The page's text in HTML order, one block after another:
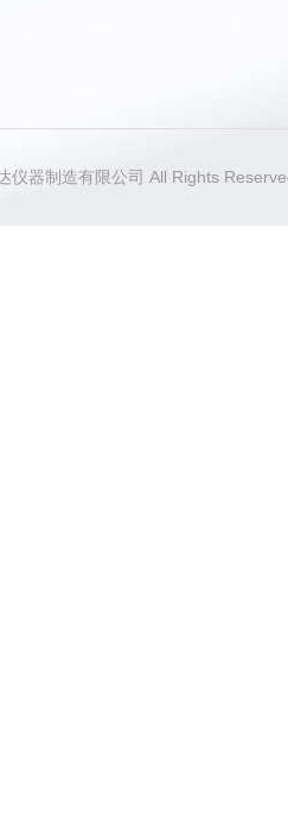
仪器制造有限公司 All Rights